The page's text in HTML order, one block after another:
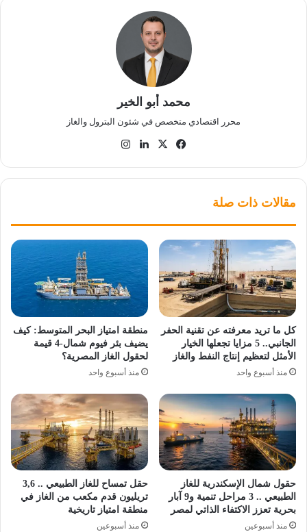
محمد أبو الخير
محرر اقتصادي متخصص في شئون البترول والغاز
فيسبوك
‫X لينكدإن
مقالات ذات صلة
كل ما تريد معرفته عن تقنية الحفر
الجانبي.. 5 مزايا تجعلها الخيار
الأمثل لتعظيم إنتاج النفط والغاز
منذ أسبوع واحد
منطقة امتياز البحر المتوسط: كيف
يضيف بئر فيوم شمال-4 قيمة
لحقول الغاز المصرية؟
منذ أسبوع واحد
حقول شمال الإسكندرية للغاز
الطبيعي .. 3 مراحل تنمية و9 آبار
بحرية تعزز الاكتفاء الذاتي لمصر
منذ أسبوعين
حقل تمساح للغاز الطبيعي .. 3,6
تريليون قدم مكعب من الغاز في
منطقة امتياز تاريخية
منذ أسبوعين